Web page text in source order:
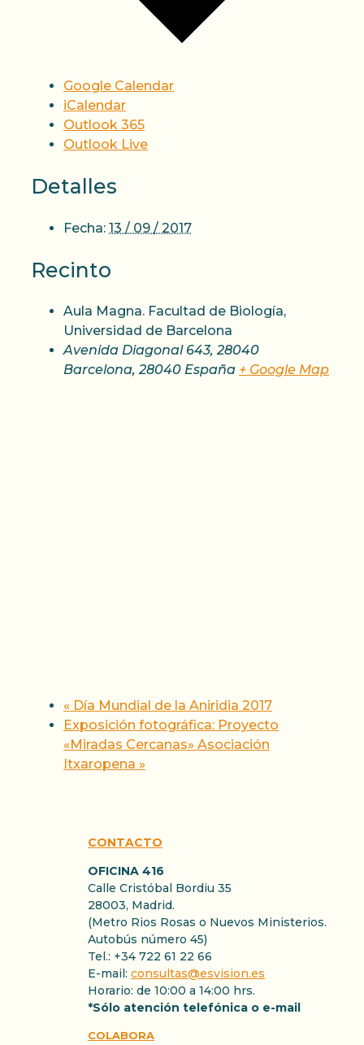
Google Calendar
iCalendar
Outlook 365
Outlook Live
Detalles
Fecha: 13 / 09 / 2017
Recinto
Aula Magna. Facultad de Biología,
Universidad de Barcelona
Avenida Diagonal 643, 28040
Barcelona, 28040 España + Google Map
« Día Mundial de la Aniridia 2017
Exposición fotográfica: Proyecto
«Miradas Cercanas» Asociación
Itxaropena »
CONTACTO
OFICINA 416
Calle Cristóbal Bordiu 35
28003, Madrid.
(Metro Rios Rosas o Nuevos Ministerios.
Autobús número 45)
Tel.: +34 722 61 22 66
E-mail: consultas@esvision.es
Horario: de 10:00 a 14:00 hrs.
*Sólo atención telefónica o e-mail
COLABORA